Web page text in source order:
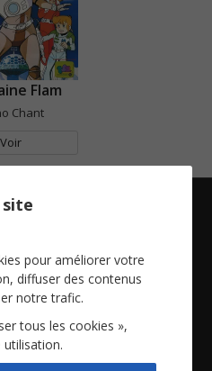
Flam
Chant
Voir
Contactez-nous
Qui sommes-nous
FAQ
À propos
site
pour améliorer votre
diffuser des contenus
notre trafic.
tous les cookies »,